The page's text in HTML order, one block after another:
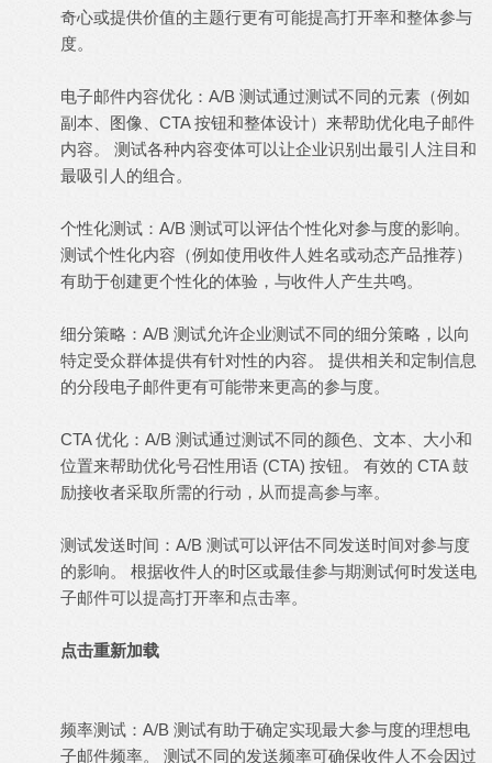
奇心或提供价值的主题行更有可能提高打开率和整体参与
度。
电子邮件内容优化：A/B 测试通过测试不同的元素（例如
副本、图像、CTA 按钮和整体设计）来帮助优化电子邮件
内容。 测试各种内容变体可以让企业识别出最引人注目和
最吸引人的组合。
个性化测试：A/B 测试可以评估个性化对参与度的影响。
测试个性化内容（例如使用收件人姓名或动态产品推荐）
有助于创建更个性化的体验，与收件人产生共鸣。
细分策略：A/B 测试允许企业测试不同的细分策略，以向
特定受众群体提供有针对性的内容。 提供相关和定制信息
的分段电子邮件更有可能带来更高的参与度。
CTA 优化：A/B 测试通过测试不同的颜色、文本、大小和
位置来帮助优化号召性用语 (CTA) 按钮。 有效的 CTA 鼓
励接收者采取所需的行动，从而提高参与率。
测试发送时间：A/B 测试可以评估不同发送时间对参与度
的影响。 根据收件人的时区或最佳参与期测试何时发送电
子邮件可以提高打开率和点击率。
点击重新加载
频率测试：A/B 测试有助于确定实现最大参与度的理想电
子邮件频率。 测试不同的发送频率可确保收件人不会因过